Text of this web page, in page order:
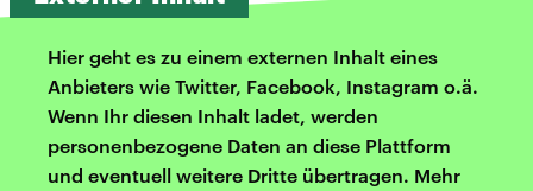
Hier geht es zu einem externen Inhalt eines
Anbieters wie Twitter, Facebook, Instagram o.ä.
Wenn Ihr diesen Inhalt ladet, werden
personenbezogene Daten an diese Plattform
und eventuell weitere Dritte übertragen. Mehr